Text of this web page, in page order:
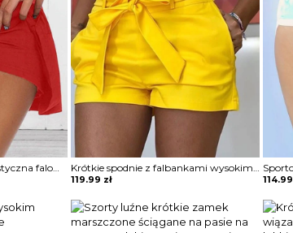
Szorty spódnica luźna elastyczna falowana obcisła w talii krótkie obcisłe Louiza Krótkie spodnie z falbankami wysokim stanem i paskiem szorty Lukea
119.99 zł 114.99